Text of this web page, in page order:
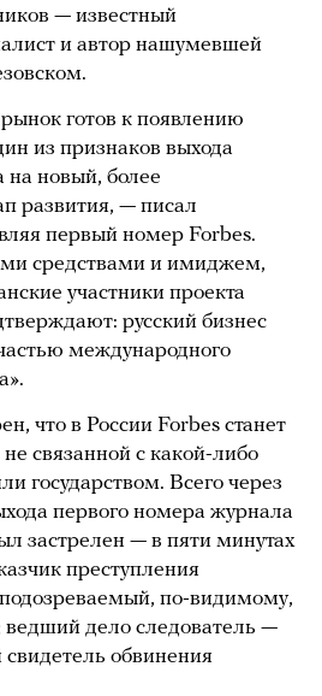
— известный
и автор нашумевшей
готов к появлению
из признаков выхода
на новый, более
развития, — писал
первый номер Forbes.
средствами и имиджем,
участники проекта
русский бизнес
международного
что в России Forbes станет
связанной с какой-либо
государством. Всего через
первого номера журнала
застрелен — в пяти минутах
преступления
по-видимому,
ведший дело следователь —
обвинения